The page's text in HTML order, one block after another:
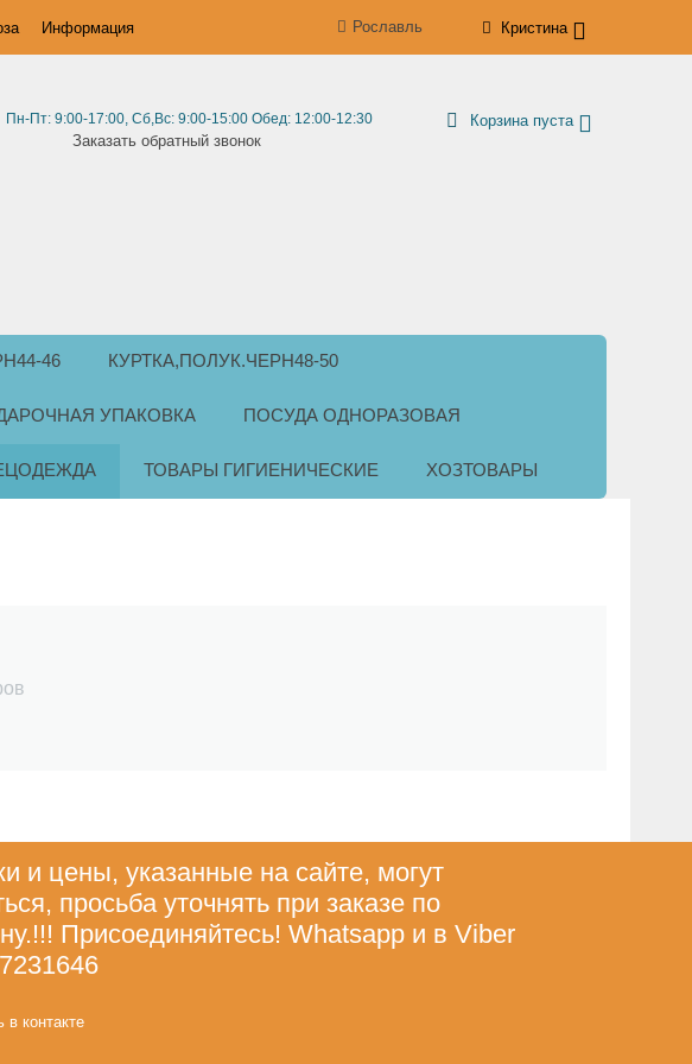
Информация Рославль Кристина
Пн-Пт: 9:00-17:00, Сб,Вс: 9:00-15:00 Обед: 12:00-12:30
Заказать обратный звонок
Корзина пуста
46 КУРТКА,ПОЛУК.ЧЕРН48-50
УПАКОВКА ПОСУДА ОДНОРАЗОВАЯ
ТОВАРЫ ГИГИЕНИЧЕСКИЕ ХОЗТОВАРЫ
и цены, указанные на сайте, могут
просьба уточнять при заказе по
Присоединяйтесь! Whatsapp и в Viber
в контакте